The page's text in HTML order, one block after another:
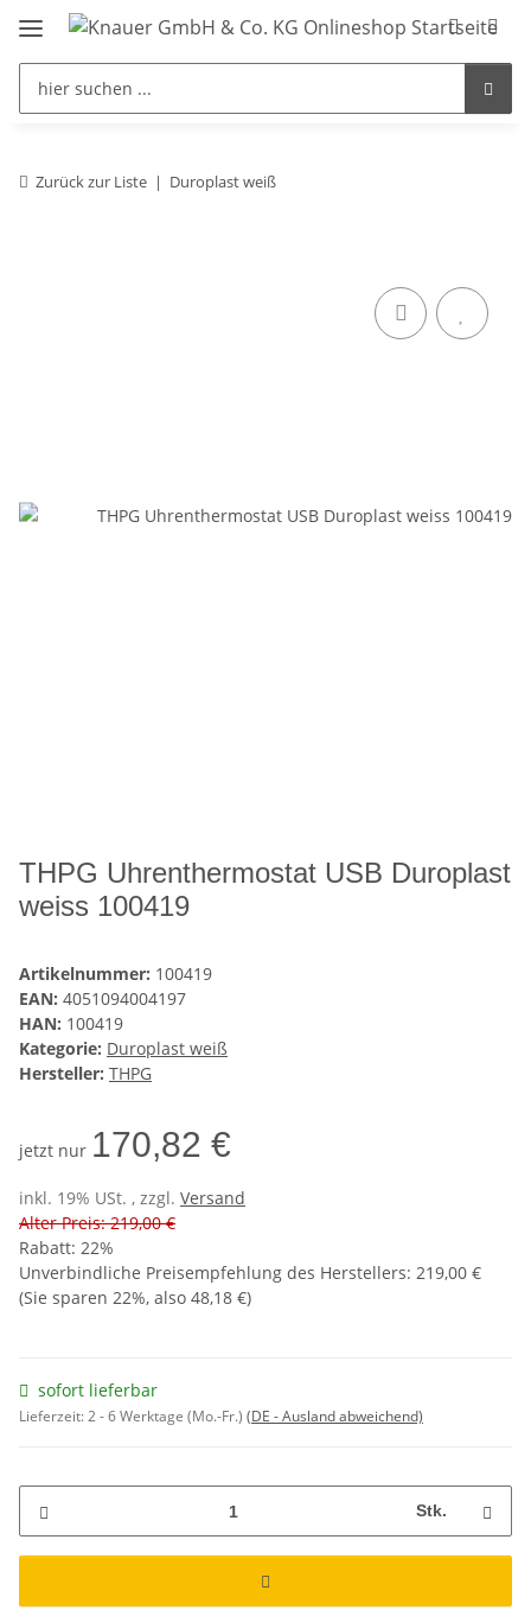
Zurück zur Liste Duroplast weiß
THPG Uhrenthermostat USB Duroplast
weiss 100419
Artikelnummer: 100419
EAN: 4051094004197
HAN: 100419
Kategorie: Duroplast weiß
Hersteller: THPG
jetzt nur 170,82 €
inkl. 19% USt. , zzgl. Versand
Alter Preis: 219,00 €
Rabatt: 22%
Unverbindliche Preisempfehlung des Herstellers: 219,00 €
(Sie sparen 22%, also 48,18 €)
sofort lieferbar
Lieferzeit:2 - 6 Werktage (Mo.-Fr.) (DE - Ausland abweichend)
Stk.